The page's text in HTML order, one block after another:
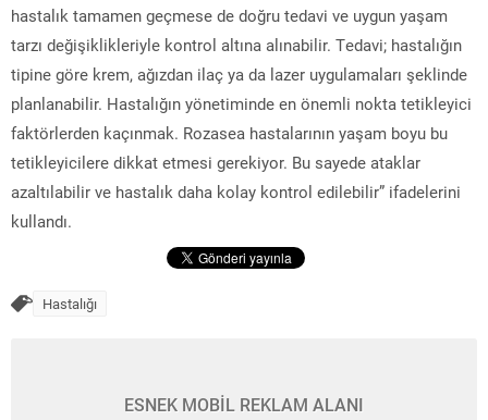
hastalık tamamen geçmese de doğru tedavi ve uygun yaşam
tarzı değişiklikleriyle kontrol altına alınabilir. Tedavi; hastalığın
tipine göre krem, ağızdan ilaç ya da lazer uygulamaları şeklinde
planlanabilir. Hastalığın yönetiminde en önemli nokta tetikleyici
faktörlerden kaçınmak. Rozasea hastalarının yaşam boyu bu
tetikleyicilere dikkat etmesi gerekiyor. Bu sayede ataklar
azaltılabilir ve hastalık daha kolay kontrol edilebilir” ifadelerini
kullandı.
Hastalığı
ESNEK MOBİL REKLAM ALANI